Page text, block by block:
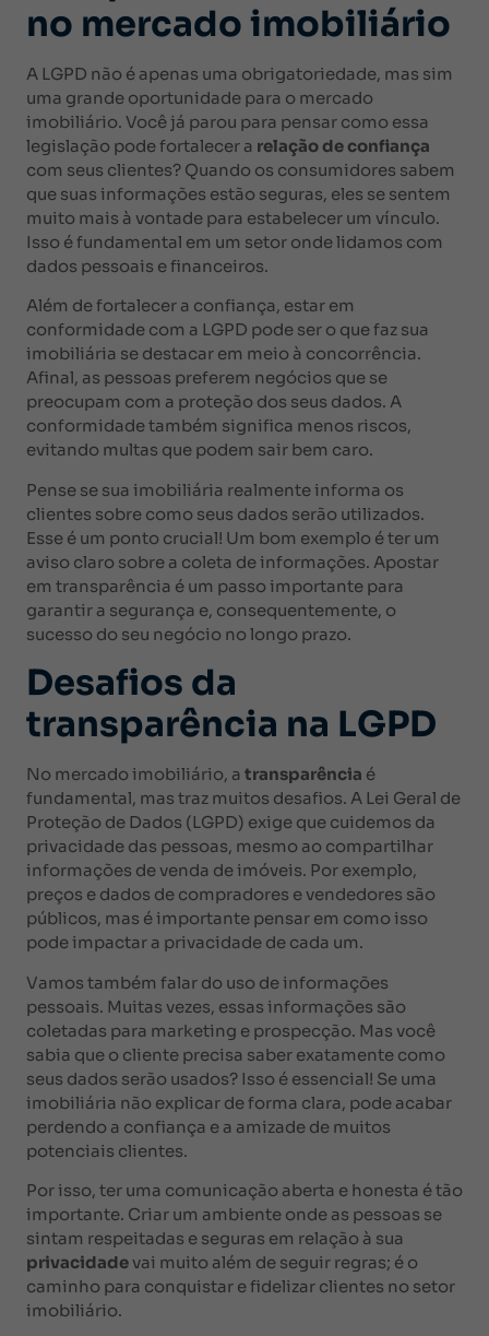
no mercado imobiliário
A LGPD não é apenas uma obrigatoriedade, mas sim
uma grande oportunidade para o mercado
imobiliário. Você já parou para pensar como essa
legislação pode fortalecer a relação de confiança
com seus clientes? Quando os consumidores sabem
que suas informações estão seguras, eles se sentem
muito mais à vontade para estabelecer um vínculo.
Isso é fundamental em um setor onde lidamos com
dados pessoais e financeiros.
Além de fortalecer a confiança, estar em
conformidade com a LGPD pode ser o que faz sua
imobiliária se destacar em meio à concorrência.
Afinal, as pessoas preferem negócios que se
preocupam com a proteção dos seus dados. A
conformidade também significa menos riscos,
evitando multas que podem sair bem caro.
Pense se sua imobiliária realmente informa os
clientes sobre como seus dados serão utilizados.
Esse é um ponto crucial! Um bom exemplo é ter um
aviso claro sobre a coleta de informações. Apostar
em transparência é um passo importante para
garantir a segurança e, consequentemente, o
sucesso do seu negócio no longo prazo.
Desafios da
transparência na LGPD
No mercado imobiliário, a transparência é
fundamental, mas traz muitos desafios. A Lei Geral de
Proteção de Dados (LGPD) exige que cuidemos da
privacidade das pessoas, mesmo ao compartilhar
informações de venda de imóveis. Por exemplo,
preços e dados de compradores e vendedores são
públicos, mas é importante pensar em como isso
pode impactar a privacidade de cada um.
Vamos também falar do uso de informações
pessoais. Muitas vezes, essas informações são
coletadas para marketing e prospecção. Mas você
sabia que o cliente precisa saber exatamente como
seus dados serão usados? Isso é essencial! Se uma
imobiliária não explicar de forma clara, pode acabar
perdendo a confiança e a amizade de muitos
potenciais clientes.
Por isso, ter uma comunicação aberta e honesta é tão
importante. Criar um ambiente onde as pessoas se
sintam respeitadas e seguras em relação à sua
privacidadevai muito além de seguir regras; é o
caminho para conquistar e fidelizar clientes no setor
imobiliário.